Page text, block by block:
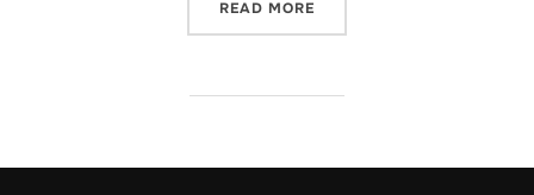
READ MORE